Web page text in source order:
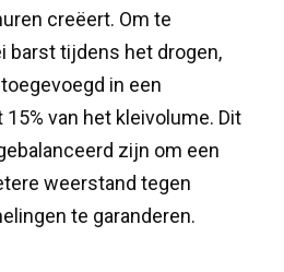
creëert. Om te
barst tijdens het drogen,
in een
van het kleivolume. Dit
zijn om een
weerstand tegen
te garanderen.